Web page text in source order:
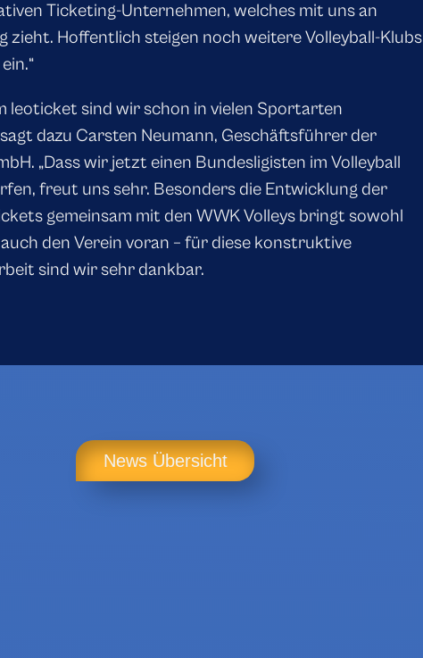
Ticketing-Unternehmen, welches mit uns an
zieht. Hoffentlich steigen noch weitere Volleyball-Klubs
leoticket sind wir schon in vielen Sportarten
dazu Carsten Neumann, Geschäftsführer der
„Dass wir jetzt einen Bundesligisten im Volleyball
freut uns sehr. Besonders die Entwicklung der
gemeinsam mit den WWK Volleys bringt sowohl
den Verein voran – für diese konstruktive
sind wir sehr dankbar.
News Übersicht